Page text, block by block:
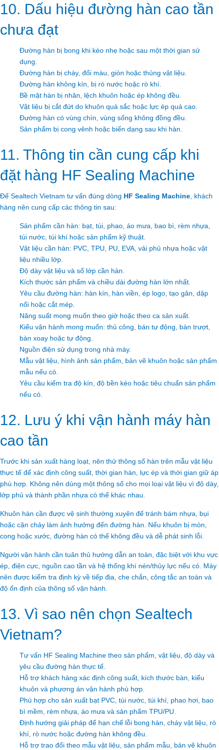
10. Dấu hiệu đường hàn cao tần
chưa đạt
Đường hàn bị bong khi kéo nhẹ hoặc sau một thời gian sử
dụng.
Đường hàn bị cháy, đổi màu, giòn hoặc thủng vật liệu.
Đường hàn không kín, bị rò nước hoặc rò khí.
Bề mặt hàn bị nhăn, lệch khuôn hoặc ép không đều.
Vật liệu bị cắt đứt do khuôn quá sắc hoặc lực ép quá cao.
Đường hàn có vùng chín, vùng sống không đồng đều.
Sản phẩm bị cong vênh hoặc biến dạng sau khi hàn.
11. Thông tin cần cung cấp khi
đặt hàng HF Sealing Machine
Để Sealtech Vietnam tư vấn đúng dòng HF Sealing Machine , khách
hàng nên cung cấp các thông tin sau:
Sản phẩm cần hàn: bạt, túi, phao, áo mưa, bao bì, rèm nhựa,
túi nước, túi khí hoặc sản phẩm kỹ thuật.
Vật liệu cần hàn: PVC, TPU, PU, EVA, vải phủ nhựa hoặc vật
liệu nhiều lớp.
Độ dày vật liệu và số lớp cần hàn.
Kích thước sản phẩm và chiều dài đường hàn lớn nhất.
Yêu cầu đường hàn: hàn kín, hàn viền, ép logo, tạo gân, dập
nổi hoặc cắt mép.
Năng suất mong muốn theo giờ hoặc theo ca sản xuất.
Kiểu vận hành mong muốn: thủ công, bán tự động, bàn trượt,
bàn xoay hoặc tự động.
Nguồn điện sử dụng trong nhà máy.
Mẫu vật liệu, hình ảnh sản phẩm, bản vẽ khuôn hoặc sản phẩm
mẫu nếu có.
Yêu cầu kiểm tra độ kín, độ bền kéo hoặc tiêu chuẩn sản phẩm
nếu có.
12. Lưu ý khi vận hành máy hàn
cao tần
Trước khi sản xuất hàng loạt, nên thử thông số hàn trên mẫu vật liệu
thực tế để xác định công suất, thời gian hàn, lực ép và thời gian giữ áp
phù hợp. Không nên dùng một thông số cho mọi loại vật liệu vì độ dày,
lớp phủ và thành phần nhựa có thể khác nhau.
Khuôn hàn cần được vệ sinh thường xuyên để tránh bám nhựa, bụi
hoặc cặn cháy làm ảnh hưởng đến đường hàn. Nếu khuôn bị mòn,
cong hoặc xước, đường hàn có thể không đều và dễ phát sinh lỗi.
Người vận hành cần tuân thủ hướng dẫn an toàn, đặc biệt với khu vực
ép, điện cực, nguồn cao tần và hệ thống khí nén/thủy lực nếu có. Máy
nên được kiểm tra định kỳ về tiếp địa, che chắn, công tắc an toàn và
độ ổn định của thông số vận hành.
13. Vì sao nên chọn Sealtech
Vietnam?
Tư vấn HF Sealing Machine theo sản phẩm, vật liệu, độ dày và
yêu cầu đường hàn thực tế.
Hỗ trợ khách hàng xác định công suất, kích thước bàn, kiểu
khuôn và phương án vận hành phù hợp.
Phù hợp cho sản xuất bạt PVC, túi nước, túi khí, phao hơi, bao
bì mềm, rèm nhựa, áo mưa và sản phẩm TPU/PU.
Định hướng giải pháp để hạn chế lỗi bong hàn, cháy vật liệu, rò
khí, rò nước hoặc đường hàn không đều.
Hỗ trợ trao đổi theo mẫu vật liệu, sản phẩm mẫu, bản vẽ khuôn